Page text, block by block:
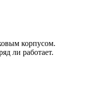
корпусом.
ли работает.